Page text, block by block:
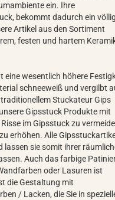
ein. Ihre
bekommt dadurch ein völlig
Artikel aus den Sortiment
festen und hartem
eine wesentlich höhere
schneeweiß und vergilbt
Stuckateur Gips
Gipsstuck Produkte mit
im Gipsstuck zu
erhöhen. Alle
sie somit ihrer
Auch das farbige
oder Lasuren ist
die Gestaltung mit
/ Lacken, die Sie in